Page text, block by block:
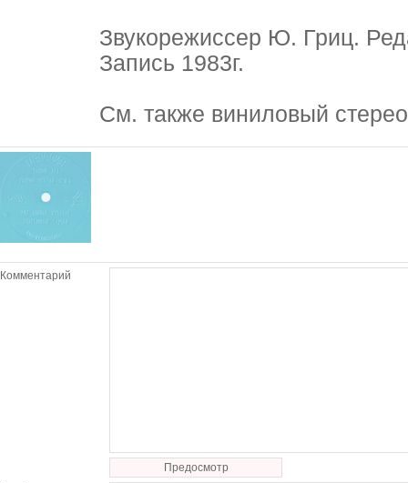
Звукорежиссер Ю. Гриц.
Запись 1983г.
См. также виниловый
Комментарий
Предосмотр